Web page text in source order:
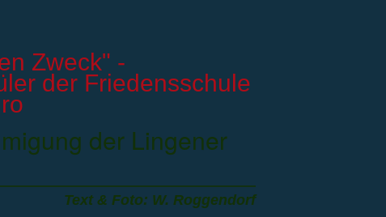
Zweck" -
der Friedensschule
der Lingener
Text & Foto: W. Roggendorf